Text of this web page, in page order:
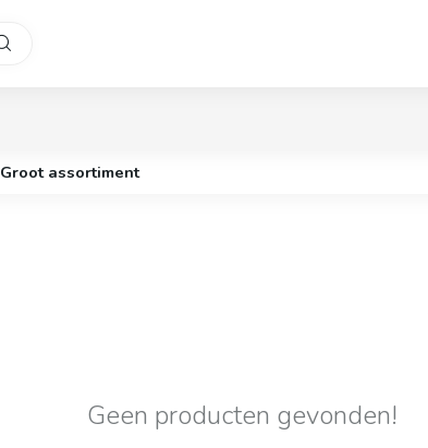
Groot assortiment
Geen producten gevonden!